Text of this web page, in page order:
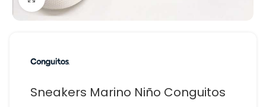
Sneakers Marino Niño Conguitos